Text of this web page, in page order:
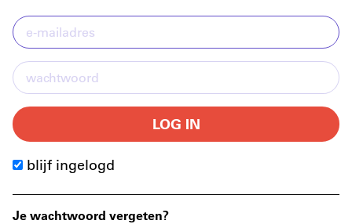
LOG IN
blijf ingelogd
Je wachtwoord vergeten?